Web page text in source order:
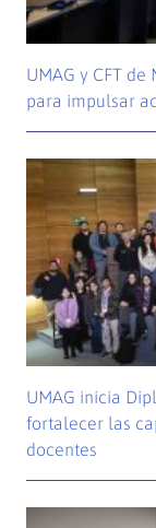
UMAG y CFT
para impulsar
UMAG inicia
fortalecer las
docentes